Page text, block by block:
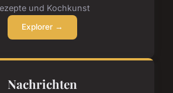
und Kochkunst
Explorer →
Nachrichten